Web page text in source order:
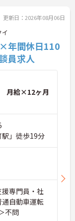
な
更新日：2026年08月06日
×年間休日110
員求人
月給×12ヶ月
」徒歩19分
専門員・社
自動車運転
不問